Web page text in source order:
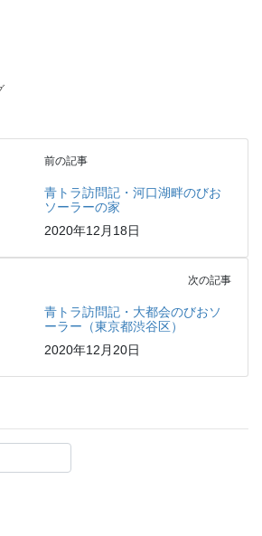
前の記事
青トラ訪問記・河口湖畔のびお
ソーラーの家
2020年12月18日
次の記事
青トラ訪問記・大都会のびおソ
ーラー（東京都渋谷区）
2020年12月20日